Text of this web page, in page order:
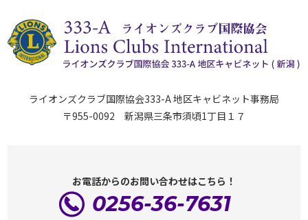
ライオンズクラブ国際協会333-A 地区キャビネット事務局
〒955-0092 新潟県三条市須頃1丁目１７
お電話からのお問い合わせはこちら！
0256-36-7631